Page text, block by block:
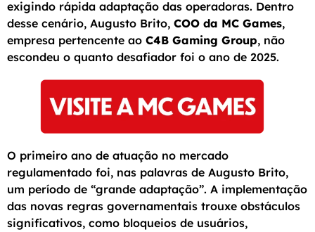
exigindo rápida adaptação das operadoras. Dentro
desse cenário, Augusto Brito, COO da MC Games,
empresa pertencente ao C4B Gaming Group, não
escondeu o quanto desafiador foi o ano de 2025.
O primeiro ano de atuação no mercado
regulamentado foi, nas palavras de Augusto Brito,
um período de “grande adaptação”. A implementação
das novas regras governamentais trouxe obstáculos
significativos, como bloqueios de usuários,